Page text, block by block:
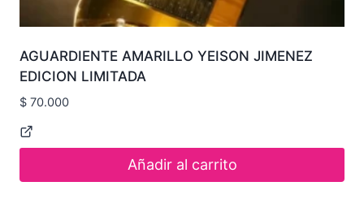
AGUARDIENTE AMARILLO YEISON JIMENEZ
EDICION LIMITADA
$ 70.000
Añadir al carrito